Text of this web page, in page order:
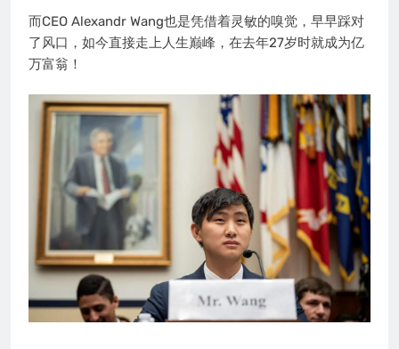
而CEO Alexandr Wang也是凭借着灵敏的嗅觉，早早踩对
了风口，如今直接走上人生巅峰，在去年27岁时就成为亿
万富翁！